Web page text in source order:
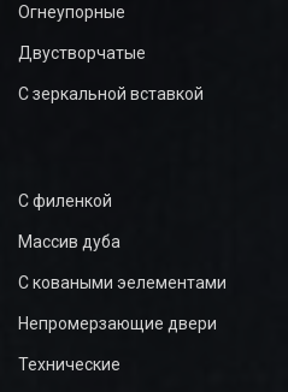
Огнеупорные
Двустворчатые
С зеркальной вставкой
С филенкой
Массив дуба
С коваными эелементами
Непромерзающие двери
Технические